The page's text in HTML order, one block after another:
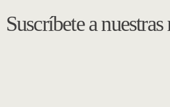
Suscríbete a